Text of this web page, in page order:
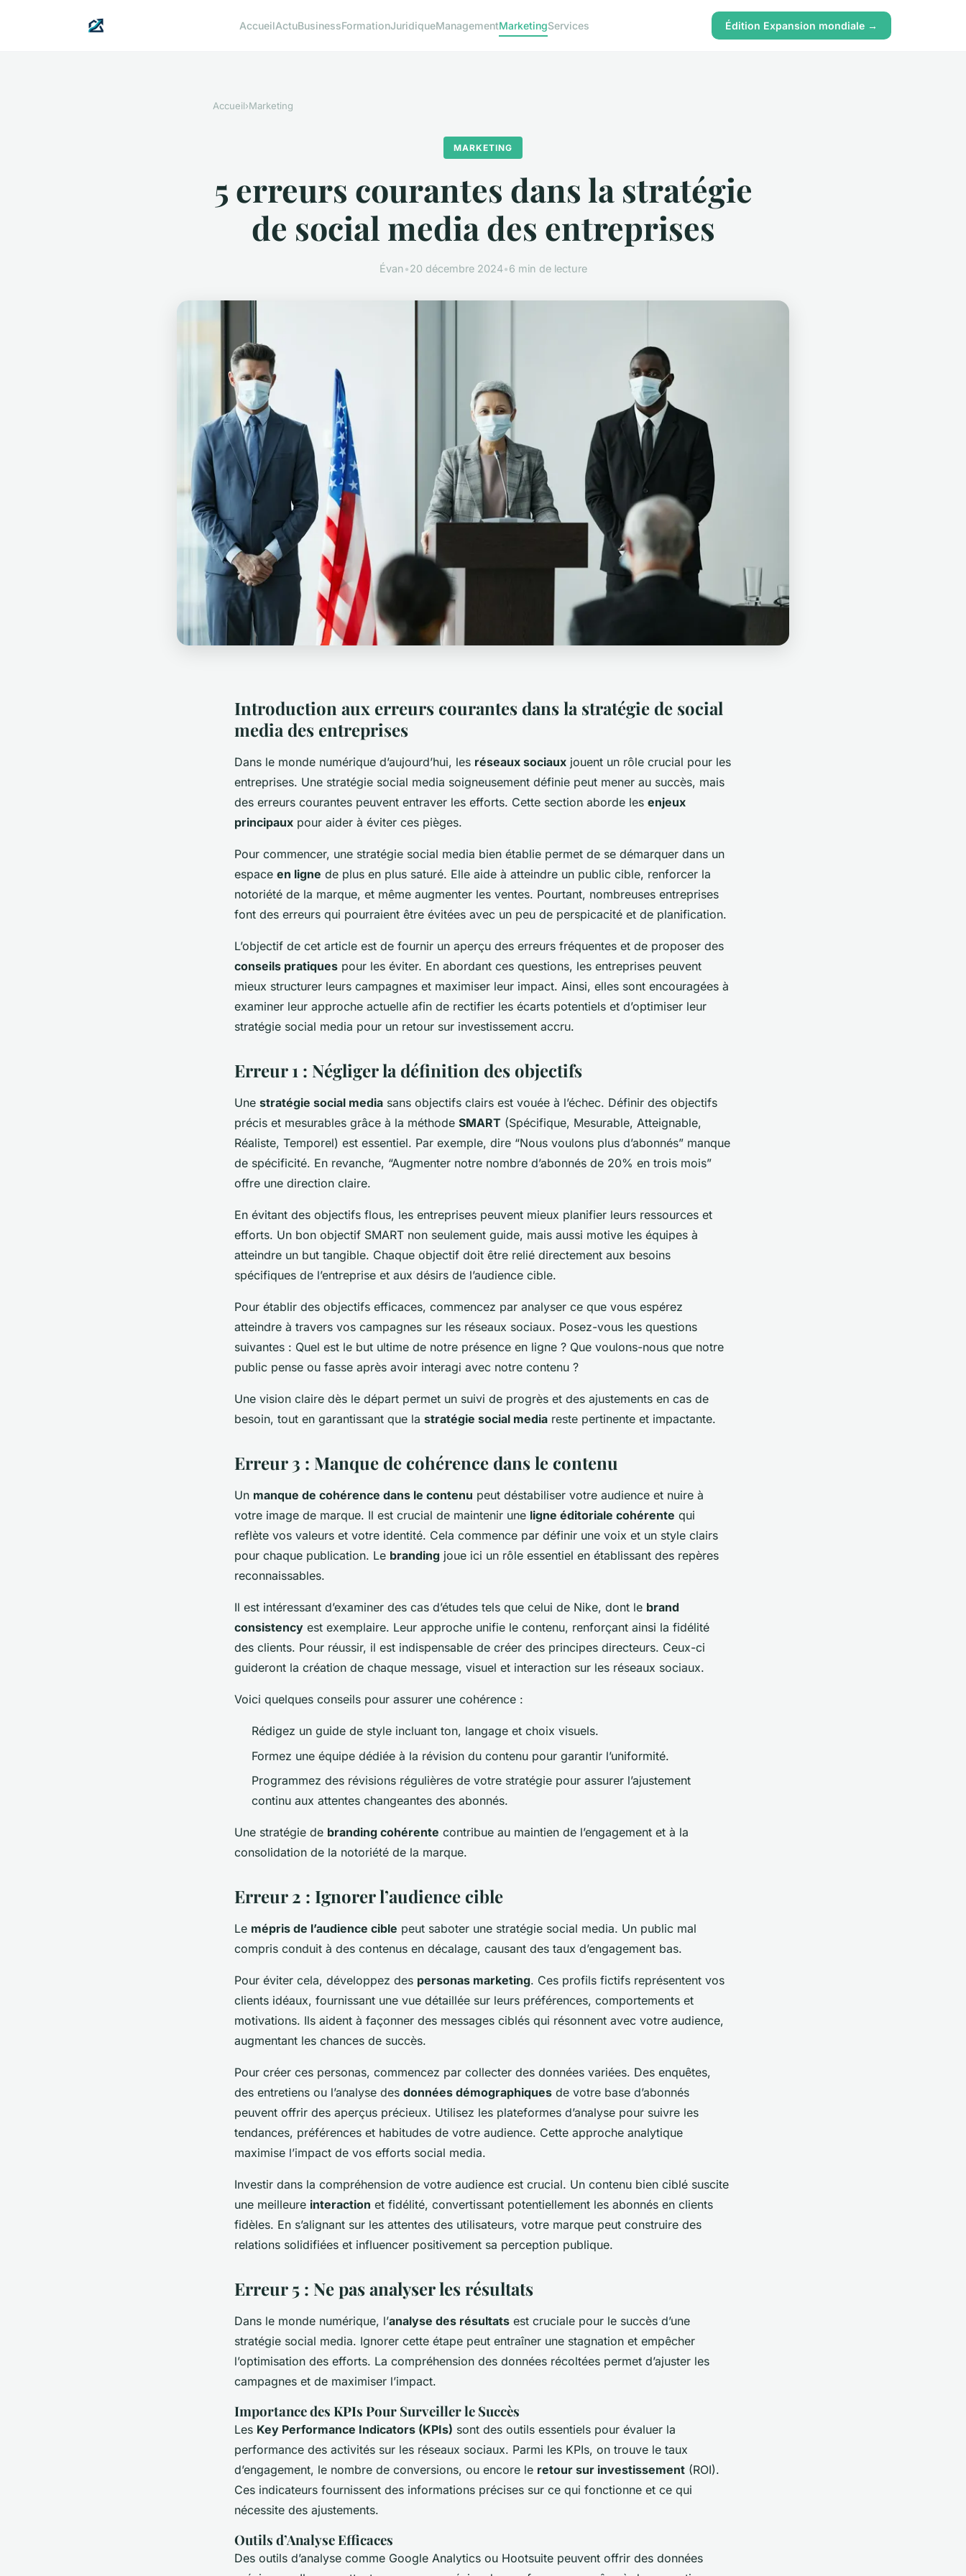
AccueilActuBusinessFormationJuridiqueManagementMarketingServices Édition Expansion mondiale →
Accueil›Marketing
MARKETING
5 erreurs courantes dans la stratégie
de social media des entreprises
Évan•20 décembre 2024•6 min de lecture
Introduction aux erreurs courantes dans la stratégie de social
media des entreprises
Dans le monde numérique d’aujourd’hui, les réseaux sociaux jouent un rôle crucial pour les
entreprises. Une stratégie social media soigneusement définie peut mener au succès, mais
des erreurs courantes peuvent entraver les efforts. Cette section aborde les enjeux
principaux pour aider à éviter ces pièges.
Pour commencer, une stratégie social media bien établie permet de se démarquer dans un
espace en ligne de plus en plus saturé. Elle aide à atteindre un public cible, renforcer la
notoriété de la marque, et même augmenter les ventes. Pourtant, nombreuses entreprises
font des erreurs qui pourraient être évitées avec un peu de perspicacité et de planification.
L’objectif de cet article est de fournir un aperçu des erreurs fréquentes et de proposer des
conseils pratiques pour les éviter. En abordant ces questions, les entreprises peuvent
mieux structurer leurs campagnes et maximiser leur impact. Ainsi, elles sont encouragées à
examiner leur approche actuelle afin de rectifier les écarts potentiels et d’optimiser leur
stratégie social media pour un retour sur investissement accru.
Erreur 1 : Négliger la définition des objectifs
Une stratégie social media sans objectifs clairs est vouée à l’échec. Définir des objectifs
précis et mesurables grâce à la méthode SMART (Spécifique, Mesurable, Atteignable,
Réaliste, Temporel) est essentiel. Par exemple, dire “Nous voulons plus d’abonnés” manque
de spécificité. En revanche, “Augmenter notre nombre d’abonnés de 20% en trois mois”
offre une direction claire.
En évitant des objectifs flous, les entreprises peuvent mieux planifier leurs ressources et
efforts. Un bon objectif SMART non seulement guide, mais aussi motive les équipes à
atteindre un but tangible. Chaque objectif doit être relié directement aux besoins
spécifiques de l’entreprise et aux désirs de l’audience cible.
Pour établir des objectifs efficaces, commencez par analyser ce que vous espérez
atteindre à travers vos campagnes sur les réseaux sociaux. Posez-vous les questions
suivantes : Quel est le but ultime de notre présence en ligne ? Que voulons-nous que notre
public pense ou fasse après avoir interagi avec notre contenu ?
Une vision claire dès le départ permet un suivi de progrès et des ajustements en cas de
besoin, tout en garantissant que la stratégie social media reste pertinente et impactante.
Erreur 3 : Manque de cohérence dans le contenu
Un manque de cohérence dans le contenu peut déstabiliser votre audience et nuire à
votre image de marque. Il est crucial de maintenir une ligne éditoriale cohérente qui
reflète vos valeurs et votre identité. Cela commence par définir une voix et un style clairs
pour chaque publication. Le branding joue ici un rôle essentiel en établissant des repères
reconnaissables.
Il est intéressant d’examiner des cas d’études tels que celui de Nike, dont le brand
consistency est exemplaire. Leur approche unifie le contenu, renforçant ainsi la fidélité
des clients. Pour réussir, il est indispensable de créer des principes directeurs. Ceux-ci
guideront la création de chaque message, visuel et interaction sur les réseaux sociaux.
Voici quelques conseils pour assurer une cohérence :
Rédigez un guide de style incluant ton, langage et choix visuels.
Formez une équipe dédiée à la révision du contenu pour garantir l’uniformité.
Programmez des révisions régulières de votre stratégie pour assurer l’ajustement
continu aux attentes changeantes des abonnés.
Une stratégie de branding cohérente contribue au maintien de l’engagement et à la
consolidation de la notoriété de la marque.
Erreur 2 : Ignorer l’audience cible
Le mépris de l’audience cible peut saboter une stratégie social media. Un public mal
compris conduit à des contenus en décalage, causant des taux d’engagement bas.
Pour éviter cela, développez des personas marketing. Ces profils fictifs représentent vos
clients idéaux, fournissant une vue détaillée sur leurs préférences, comportements et
motivations. Ils aident à façonner des messages ciblés qui résonnent avec votre audience,
augmentant les chances de succès.
Pour créer ces personas, commencez par collecter des données variées. Des enquêtes,
des entretiens ou l’analyse des données démographiques de votre base d’abonnés
peuvent offrir des aperçus précieux. Utilisez les plateformes d’analyse pour suivre les
tendances, préférences et habitudes de votre audience. Cette approche analytique
maximise l’impact de vos efforts social media.
Investir dans la compréhension de votre audience est crucial. Un contenu bien ciblé suscite
une meilleure interaction et fidélité, convertissant potentiellement les abonnés en clients
fidèles. En s’alignant sur les attentes des utilisateurs, votre marque peut construire des
relations solidifiées et influencer positivement sa perception publique.
Erreur 5 : Ne pas analyser les résultats
Dans le monde numérique, l’analyse des résultats est cruciale pour le succès d’une
stratégie social media. Ignorer cette étape peut entraîner une stagnation et empêcher
l’optimisation des efforts. La compréhension des données récoltées permet d’ajuster les
campagnes et de maximiser l’impact.
Importance des KPIs Pour Surveiller le Succès
Les Key Performance Indicators (KPIs) sont des outils essentiels pour évaluer la
performance des activités sur les réseaux sociaux. Parmi les KPIs, on trouve le taux
d’engagement, le nombre de conversions, ou encore le retour sur investissement (ROI).
Ces indicateurs fournissent des informations précises sur ce qui fonctionne et ce qui
nécessite des ajustements.
Outils d’Analyse Efficaces
Des outils d’analyse comme Google Analytics ou Hootsuite peuvent offrir des données